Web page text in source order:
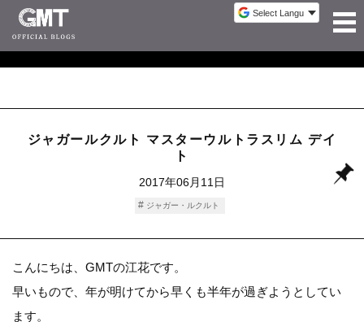
ジャガールクルト マスターウルトラスリム デイ
ト
2017年06月11日
ジャガー・ルクルト
こんにちは、GMTの江花です。
早いもので、年が明けてから早くも半年が過ぎようとしてい
ます。